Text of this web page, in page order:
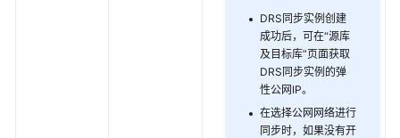
DRS同步实例创建
成功后，可在“源库
及目标库”页面获取
DRS同步实例的弹
性公网IP。
在选择公网网络进行
同步时，如果没有开